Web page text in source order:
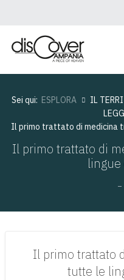
Sei qui: ESPLORA IL
Il primo trattato di medicina
Il primo trattato di
lingue
Il primo trattato
tutte le